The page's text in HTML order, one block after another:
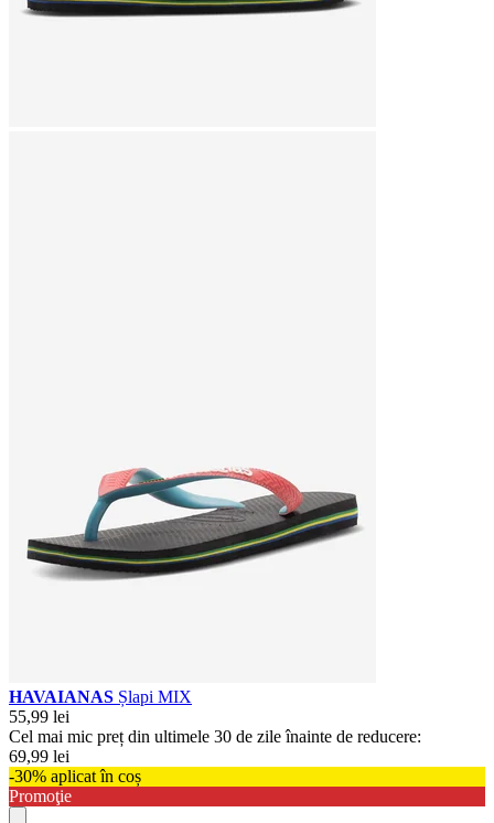
HAVAIANAS Șlapi MIX
55,99 lei
Cel mai mic preț din ultimele 30 de zile înainte de reducere:
69,99 lei
-30% aplicat în coș
Promoţie